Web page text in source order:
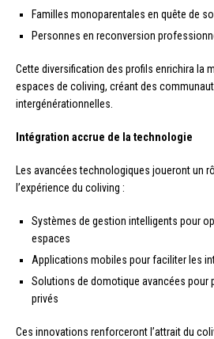
Familles monoparentales en quête de
Personnes en reconversion
Cette diversification des profils enrichira la
espaces de coliving, créant des
intergénérationnelles.
Intégration accrue de la technologie
Les avancées technologiques joueront un
l’expérience du coliving :
Systèmes de gestion intelligents pour
espaces
Applications mobiles pour faciliter les
Solutions de domotique avancées pour
privés
Ces innovations renforceront l’attrait du